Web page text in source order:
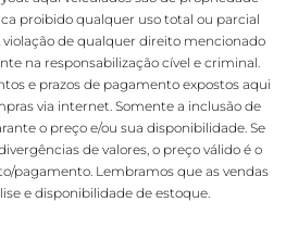
proibido qualquer uso total ou parcial
violação de qualquer direito mencionado
na responsabilização cível e criminal.
e prazos de pagamento expostos aqui
via internet. Somente a inclusão de
o preço e/ou sua disponibilidade. Se
de valores, o preço válido é o
pagamento. Lembramos que as vendas
e disponibilidade de estoque.